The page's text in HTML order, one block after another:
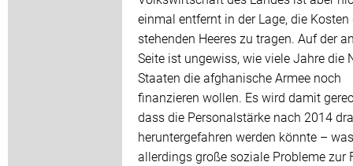
einmal entfernt in der Lage, die Kosten
stehenden Heeres zu tragen. Auf der
Seite ist ungewiss, wie viele Jahre die
Staaten die afghanische Armee noch
finanzieren wollen. Es wird damit
dass die Personalstärke nach 2014
heruntergefahren werden könnte – was
allerdings große soziale Probleme zur